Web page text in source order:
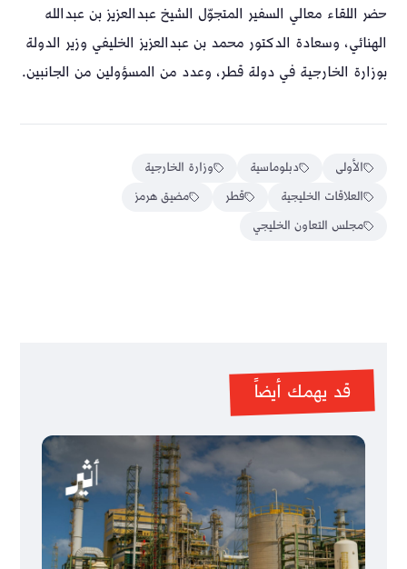
حضر اللقاء معالي السفير المتجوّل الشيخ عبدالعزيز بن عبدالله
الهنائي، وسعادة الدكتور محمد بن عبدالعزيز الخليفي وزير الدولة
بوزارة الخارجية في دولة قطر، وعدد من المسؤولين من الجانبين.
الأولى دبلوماسية
وزارة الخارجية
العلاقات الخليجية
قطر
مضيق هرمز
مجلس التعاون الخليجي
قد يهمك أيضاً